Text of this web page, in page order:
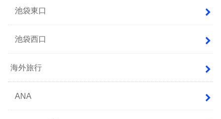
池袋東口
池袋西口
海外旅行
ANA